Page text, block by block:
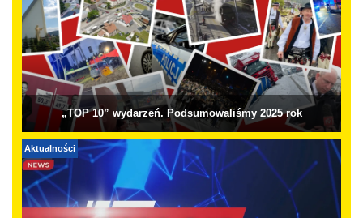
„TOP 10” wydarzeń. Podsumowaliśmy 2025 rok
Aktualności